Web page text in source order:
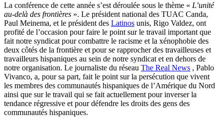
La conférence de cette année s’est déroulée sous le thème « L’unité
au-delà des frontières ». Le président national des TUAC Canda,
Paul Meinema, et le président des Latinos unis, Rigo Valdez, ont
profité de l’occasion pour faire le point sur le travail important que
fait notre syndicat pour combattre le racisme et la xénophobie des
deux côtés de la frontière et pour se rapprocher des travailleuses et
travailleurs hispaniques au sein de notre syndicat et en dehors de
notre organisation. Le journaliste du réseau The Real News , Pablo
Vivanco, a, pour sa part, fait le point sur la persécution que vivent
les membres des communautés hispaniques de l’Amérique du Nord
ainsi que sur le travail qui se fait actuellement pour inverser la
tendance régressive et pour défendre les droits des gens des
communautés hispaniques.